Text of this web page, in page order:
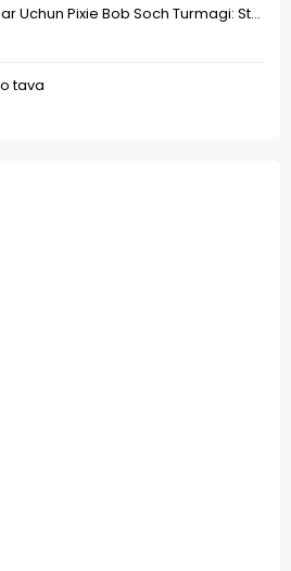
Uchun Pixie Bob Soch Turmagi: St...
tava